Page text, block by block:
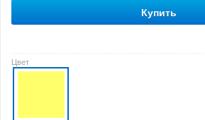
Купить
Цвет